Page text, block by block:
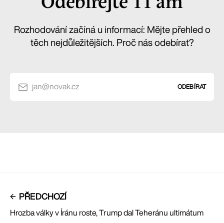
Rozhodování začíná u informací: Mějte přehled o
těch nejdůležitějších. Proč nás odebírat?
jan@novak.cz ODEBÍRAT
PŘEDCHOZÍ
Hrozba války v Íránu roste, Trump dal Teheránu ultimátum